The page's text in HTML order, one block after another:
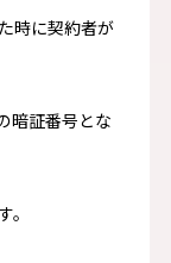
時に契約者が
暗証番号とな